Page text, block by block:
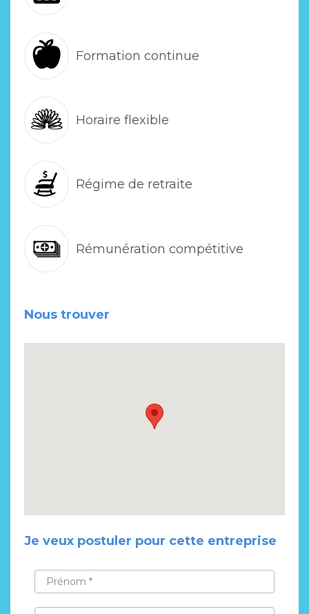
Formation continue
Horaire flexible
Régime de retraite
Rémunération compétitive
Nous trouver
Je veux postuler pour cette entreprise
PRÉNOM
NOM